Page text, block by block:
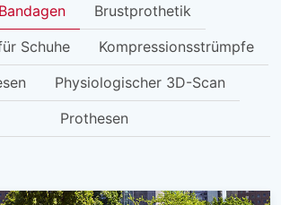
Bandagen
Brustprothetik
Schuhe
Kompressionsstrümpfe
Physiologischer 3D-Scan
Prothesen